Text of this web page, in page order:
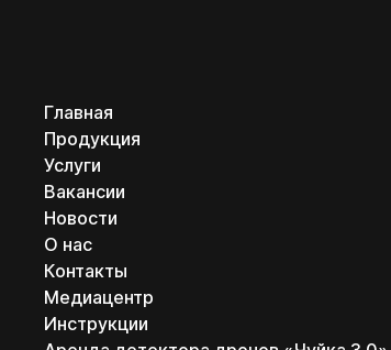
Главная
Продукция
Услуги
Вакансии
Новости
О нас
Контакты
Медиацентр
Инструкции